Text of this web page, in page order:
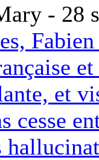
- 28
et
cesse